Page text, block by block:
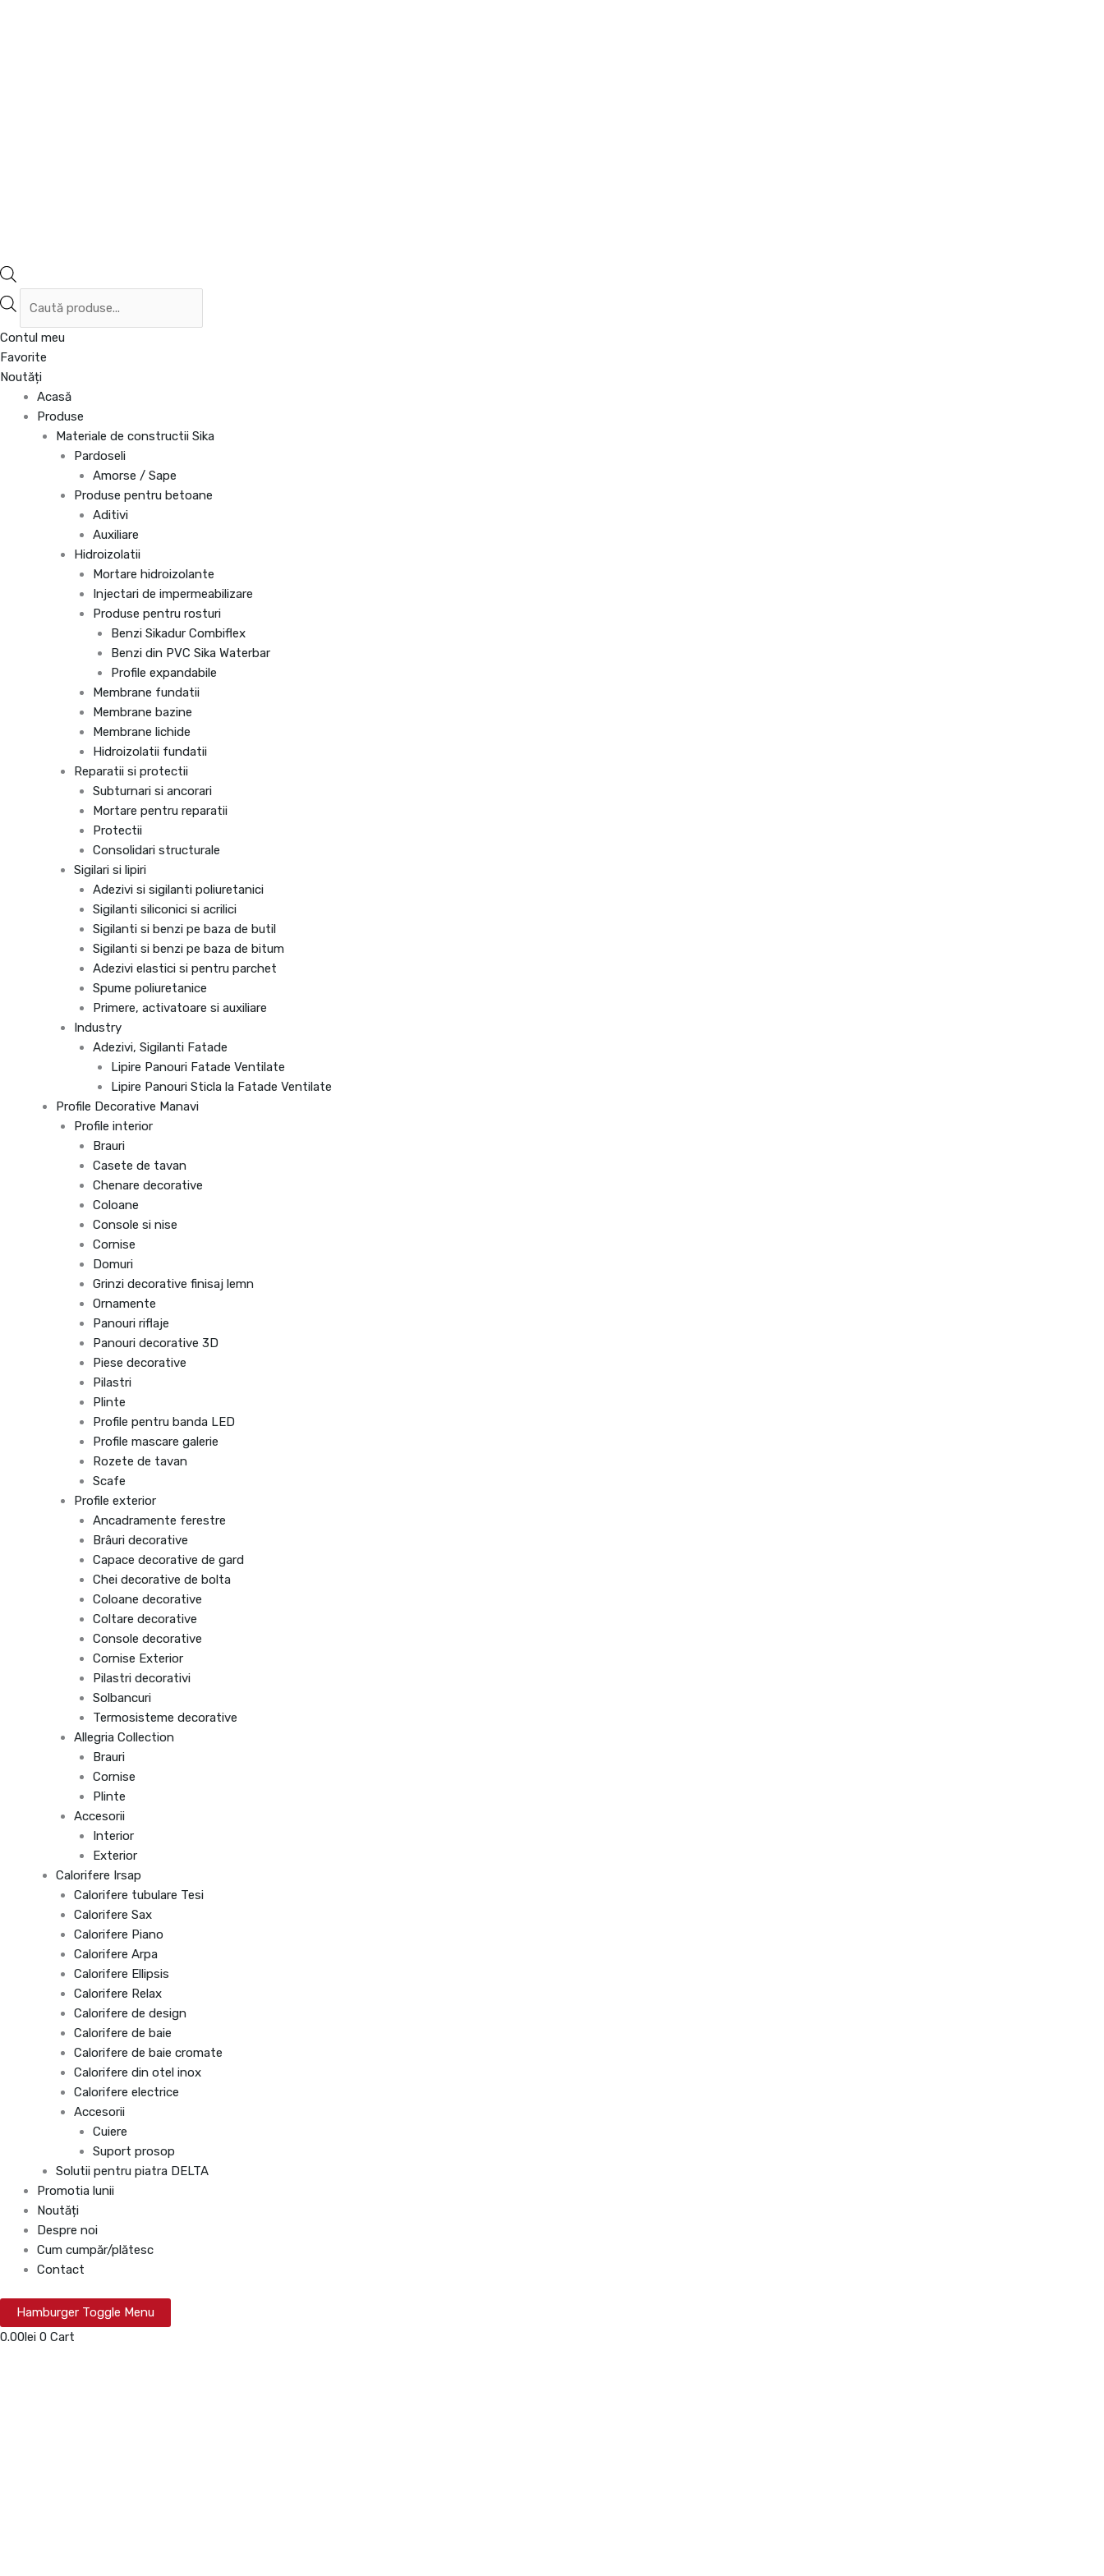
Contul meu
Favorite
Noutăți
Acasă
Produse
Materiale de constructii Sika
Pardoseli
Amorse / Sape
Produse pentru betoane
Aditivi
Auxiliare
Hidroizolatii
Mortare hidroizolante
Injectari de impermeabilizare
Produse pentru rosturi
Benzi Sikadur Combiflex
Benzi din PVC Sika Waterbar
Profile expandabile
Membrane fundatii
Membrane bazine
Membrane lichide
Hidroizolatii fundatii
Reparatii si protectii
Subturnari si ancorari
Mortare pentru reparatii
Protectii
Consolidari structurale
Sigilari si lipiri
Adezivi si sigilanti poliuretanici
Sigilanti siliconici si acrilici
Sigilanti si benzi pe baza de butil
Sigilanti si benzi pe baza de bitum
Adezivi elastici si pentru parchet
Spume poliuretanice
Primere, activatoare si auxiliare
Industry
Adezivi, Sigilanti Fatade
Lipire Panouri Fatade Ventilate
Lipire Panouri Sticla la Fatade Ventilate
Profile Decorative Manavi
Profile interior
Brauri
Casete de tavan
Chenare decorative
Coloane
Console si nise
Cornise
Domuri
Grinzi decorative finisaj lemn
Ornamente
Panouri riflaje
Panouri decorative 3D
Piese decorative
Pilastri
Plinte
Profile pentru banda LED
Profile mascare galerie
Rozete de tavan
Scafe
Profile exterior
Ancadramente ferestre
Brâuri decorative
Capace decorative de gard
Chei decorative de bolta
Coloane decorative
Coltare decorative
Console decorative
Cornise Exterior
Pilastri decorativi
Solbancuri
Termosisteme decorative
Allegria Collection
Brauri
Cornise
Plinte
Accesorii
Interior
Exterior
Calorifere Irsap
Calorifere tubulare Tesi
Calorifere Sax
Calorifere Piano
Calorifere Arpa
Calorifere Ellipsis
Calorifere Relax
Calorifere de design
Calorifere de baie
Calorifere de baie cromate
Calorifere din otel inox
Calorifere electrice
Accesorii
Cuiere
Suport prosop
Solutii pentru piatra DELTA
Promotia lunii
Noutăți
Despre noi
Cum cumpăr/plătesc
Contact
Hamburger Toggle Menu
0.00lei 0 Cart